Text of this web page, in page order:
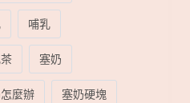
哺乳
塞奶
麼辦
塞奶硬塊